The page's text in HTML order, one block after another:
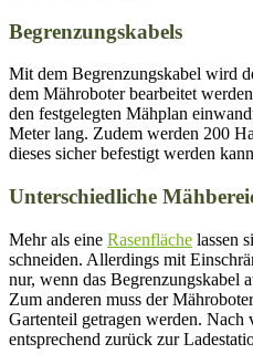
Begrenzungskabels
Mit dem Begrenzungskabel wird
dem Mähroboter bearbeitet
den festgelegten Mähplan
Meter lang. Zudem werden 200
dieses sicher befestigt werden
Unterschiedliche
Mehr als eine Rasenfläche lassen
schneiden. Allerdings mit
nur, wenn das Begrenzungskabel
Zum anderen muss der
Gartenteil getragen werden. Nach
entsprechend zurück zur